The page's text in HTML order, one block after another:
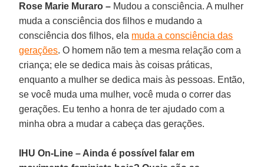
Rose Marie Muraro – Mudou a consciência. A mulher
muda a consciência dos filhos e mudando a
consciência dos filhos, ela muda a consciência das
gerações. O homem não tem a mesma relação com a
criança; ele se dedica mais às coisas práticas,
enquanto a mulher se dedica mais às pessoas. Então,
se você muda uma mulher, você muda o correr das
gerações. Eu tenho a honra de ter ajudado com a
minha obra a mudar a cabeça das gerações.
IHU On-Line – Ainda é possível falar em